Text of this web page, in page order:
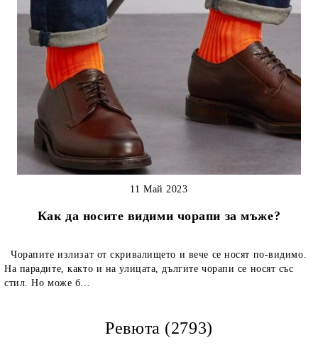
Как да носите видими чорапи за мъже?
11 Май 2023
Чорапите излизат от скривалището и вече се носят по-видимо.
На парадите, както и на улицата, дългите чорапи се носят със
стил. Но може б...
Ревюта (2793)